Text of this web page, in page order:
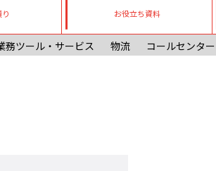
お役立ち資料
務ツール・サービス 物流 コールセンター